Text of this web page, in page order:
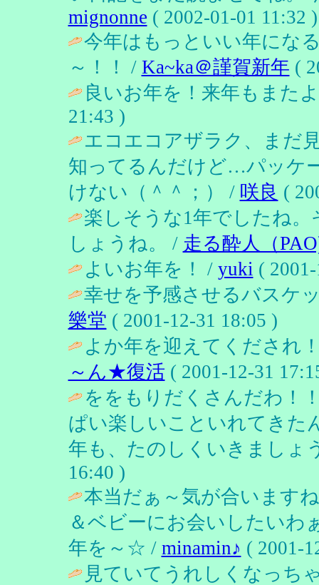
mignonne ( 2002-01-01 11:32 )
今年はもっといい年にな
～！！ / Ka~ka＠謹賀新年 (
良いお年を！来年もまた
21:43 )
エコエコアザラク、まだ
知ってるんだけど…パッケ
けない（＾＾；） / 咲良 (
楽しそうな1年でしたね
しょうね。 / 走る酔人（
よいお年を！ / yuki (
幸せを予感させるバスケ
樂堂 ( 2001-12-31 18:05 )
よか年を迎えてくだされ
～ん★復活 ( 2001-12-31
ををもりだくさんだわ！
ぱい楽しいこといれてきた
年も、たのしくいきましょ
16:40 )
本当だぁ～気が合います
＆ベビーにお会いしたい
年を～☆ / minamin♪ ( 2001-
見ていてうれしくなっち